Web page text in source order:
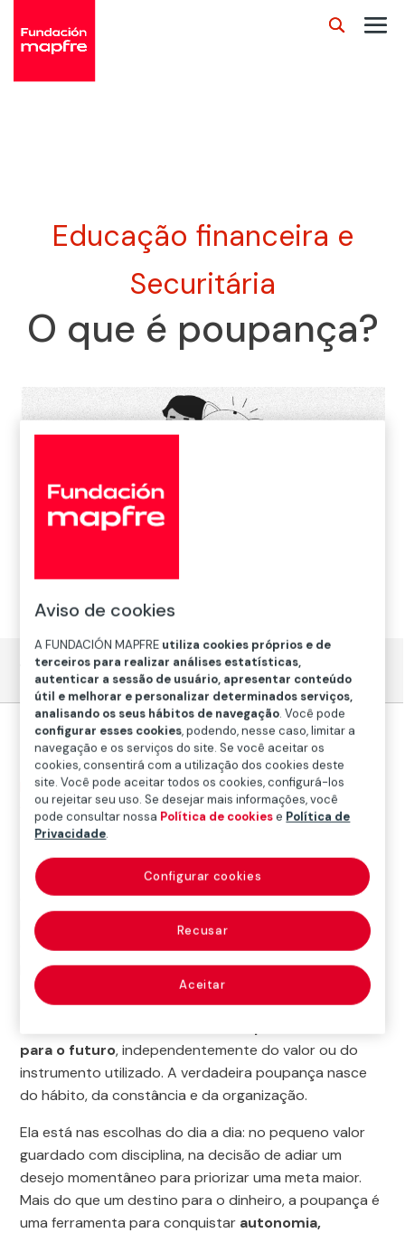
Educação financeira e
Securitária
O que é poupança?
Tá Pago
Iniciação>Educação e Divulgação>Educação
financeira e Securitária>Trilha de Educação Financeira
- Tá Pago>Poupança
Quando ouvimos a palavrapoupança, é comum
pensar na tradicional caderneta bancária. Mas o
conceito vai muito além desse produto oferecido
pelos bancos.
Poupar, em essência, é um comportamento —uma
para o futuro, independentemente do valor ou do
instrumento utilizado. A verdadeira poupança nasce
do hábito, da constância e da organização.
Ela está nas escolhas do dia a dia: no pequeno valor
guardado com disciplina, na decisão de adiar um
desejo momentâneo para priorizar uma meta maior.
Mais do que um destino para o dinheiro, a poupança é
uma ferramenta para conquistar autonomia,
Aviso de cookies
A FUNDACIÓN MAPFRE utiliza cookies próprios e de
terceiros para realizar análises estatísticas,
autenticar a sessão de usuário, apresentar conteúdo
útil e melhorar e personalizar determinados serviços,
analisando os seus hábitos de navegação. Você pode
configurar esses cookies, podendo, nesse caso, limitar a
navegação e os serviços do site. Se você aceitar os
cookies, consentirá com a utilização dos cookies deste
site. Você pode aceitar todos os cookies, configurá-los
ou rejeitar seu uso. Se desejar mais informações, você
pode consultar nossa Política de cookiese Política de
Privacidade.
Recusar
Aceitar
Configurar cookies